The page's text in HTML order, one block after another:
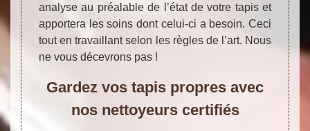
analyse au préalable de l’état de votre tapis et
apportera les soins dont celui-ci a besoin. Ceci
tout en travaillant selon les règles de l’art. Nous
ne vous décevrons pas !
Gardez vos tapis propres avec
nos nettoyeurs certifiés